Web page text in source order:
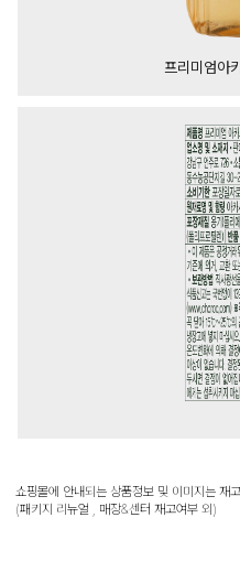
프리미엄아
쇼핑몰에 안내되는 상품정보 및 이미지는 재
(패키지 리뉴얼 , 매장&센터 재고여부 외)